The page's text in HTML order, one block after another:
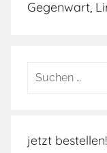
Gegenwart,
Suchen
jetzt bestellen!